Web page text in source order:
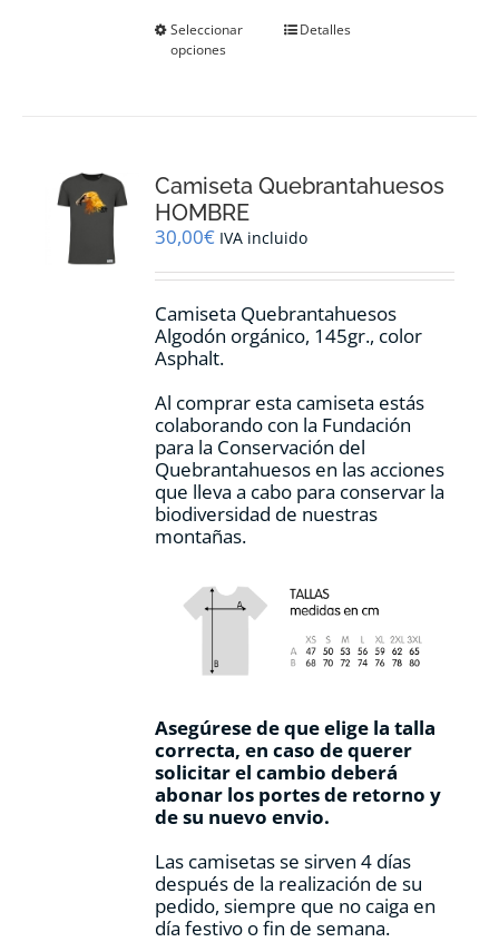
Seleccionar
opciones
Este
se
elegir
la
de
producto
Detalles
Camiseta Quebrantahuesos
HOMBRE
30,00€ IVA incluido
Camiseta Quebrantahuesos
Algodón orgánico, 145gr., color
Asphalt.
Al comprar esta camiseta estás
colaborando con la Fundación
para la Conservación del
Quebrantahuesos en las acciones
que lleva a cabo para conservar la
biodiversidad de nuestras
montañas.
Asegúrese de que elige la talla
correcta, en caso de querer
solicitar el cambio deberá
abonar los portes de retorno y
de su nuevo envio.
Las camisetas se sirven 4 días
después de la realización de su
pedido, siempre que no caiga en
día festivo o fin de semana.